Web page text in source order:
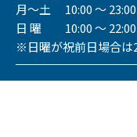
月～土 10:00 ～ 23:00
日 曜 10:00 ～ 22:00
※日曜が祝前日場合は